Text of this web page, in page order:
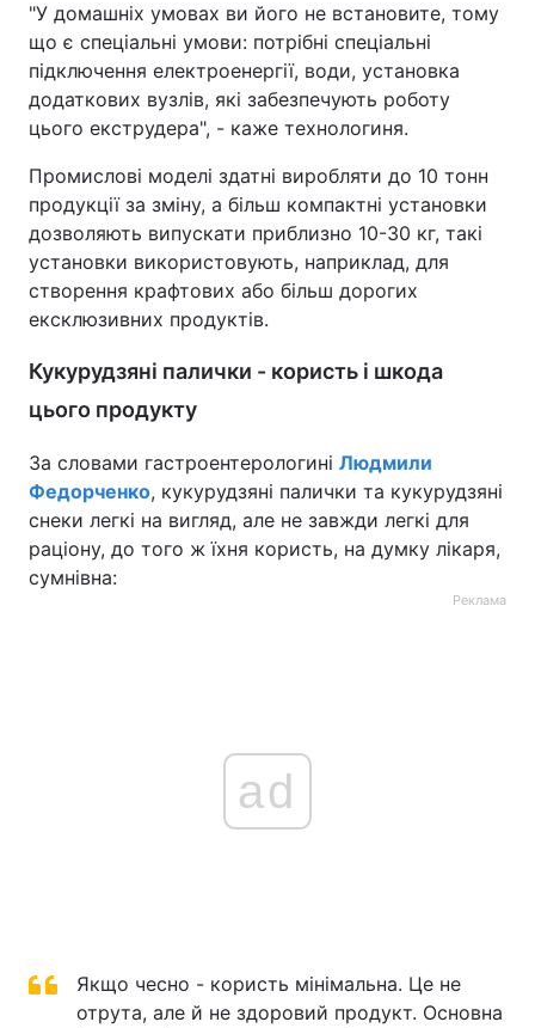
"У домашніх умовах ви його не встановите, тому
що є спеціальні умови: потрібні спеціальні
підключення електроенергії, води, установка
додаткових вузлів, які забезпечують роботу
цього екструдера", - каже технологиня.
Промислові моделі здатні виробляти до 10 тонн
продукції за зміну, а більш компактні установки
дозволяють випускати приблизно 10-30 кг, такі
установки використовують, наприклад, для
створення крафтових або більш дорогих
ексклюзивних продуктів.
Кукурудзяні палички - користь і шкода
цього продукту
За словами гастроентерологині Людмили
Федорченко, кукурудзяні палички та кукурудзяні
снеки легкі на вигляд, але не завжди легкі для
раціону, до того ж їхня користь, на думку лікаря,
сумнівна:
Реклама
ad
Якщо чесно - користь мінімальна. Це не
отрута, але й не здоровий продукт. Основна